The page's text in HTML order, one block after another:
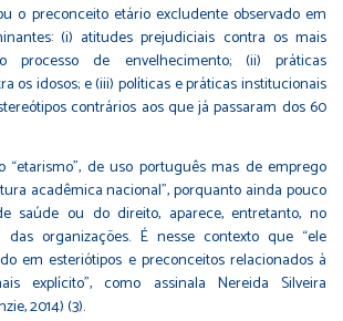
o preconceito etário excludente observado em
(i) atitudes prejudiciais contra os mais
de envelhecimento; (ii) práticas
os idosos; e (iii) políticas e práticas institucionais
contrários aos que já passaram dos 60
de uso português mas de emprego
acadêmica nacional”, porquanto ainda pouco
saúde ou do direito, aparece, entretanto, no
das organizações. É nesse contexto que “ele
em esteriótipos e preconceitos relacionados à
explícito”, como assinala Nereida Silveira
2014) (3).